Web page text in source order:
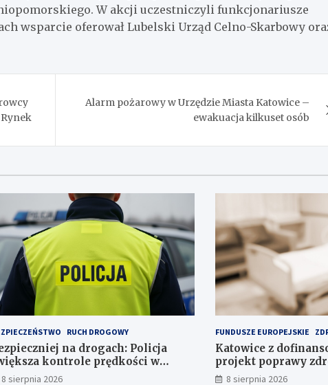
W akcji uczestniczyli funkcjonariusze
wsparcie oferował Lubelski Urząd Celno-Skarbowy
Alarm pożarowy w Urzędzie Miasta Katowice –
ewakuacja kilkuset osób
RUCH DROGOWY
na drogach: Policja
kontrole prędkości w
8 sierpnia 2026
FUNDUSZE EUROPEJSKIE
Katowice z
projekt poprawy
8 sierpnia 2026